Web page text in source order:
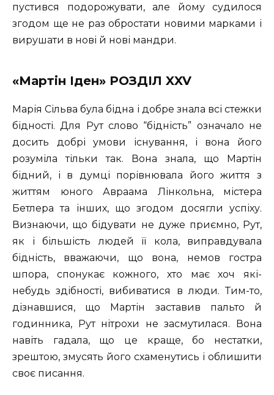
пустився подорожувати, але йому судилося
згодом ще не раз обростати новими марками і
вирушати в нові й нові мандри.
«Мартін Іден» РОЗДІЛ XXV
Марія Сільва була бідна і добре знала всі стежки
бідності. Для Рут слово “бідність” означало не
досить добрі умови існування, і вона його
розуміла тільки так. Вона знала, що Мартін
бідний, і в думці порівнювала його життя з
життям юного Авраама Лінкольна, містера
Бетлера та інших, що згодом досягли успіху.
Визнаючи, що бідувати не дуже приємно, Рут,
як і більшість людей її кола, виправдувала
бідність, вважаючи, що вона, немов гостра
шпора, спонукає кожного, хто має хоч які-
небудь здібності, вибиватися в люди. Тим-то,
дізнавшися, що Мартін заставив пальто й
годинника, Рут нітрохи не засмутилася. Вона
навіть гадала, що це краще, бо нестатки,
зрештою, змусять його схаменутись і облишити
своє писання.